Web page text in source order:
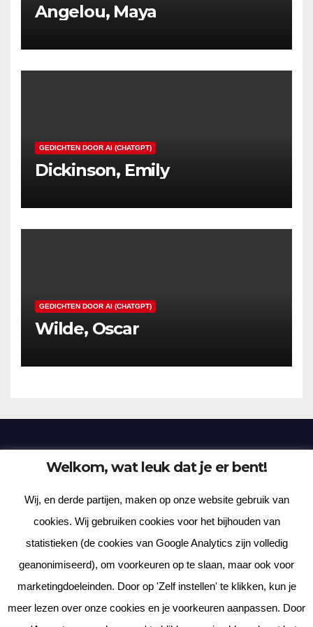
Angelou, Maya
GEDICHTEN DOOR AI (CHATGPT)
Dickinson, Emily
GEDICHTEN DOOR AI (CHATGPT)
Wilde, Oscar
Frenzy Plantation
Korte verhalen, kortere gedichten, lange gedachten
Met trots aangedreven door WordPress Thema: News Way door
Welkom, wat leuk dat je er bent!
Wij, en derde partijen, maken op onze website gebruik van
cookies. Wij gebruiken cookies voor het bijhouden van
statistieken (de cookies van Google Analytics zijn volledig
geanonimiseerd), om voorkeuren op te slaan, maar ook voor
marketingdoeleinden. Door op 'Zelf instellen' te klikken, kun je
meer lezen over onze cookies en je voorkeuren aanpassen. Door